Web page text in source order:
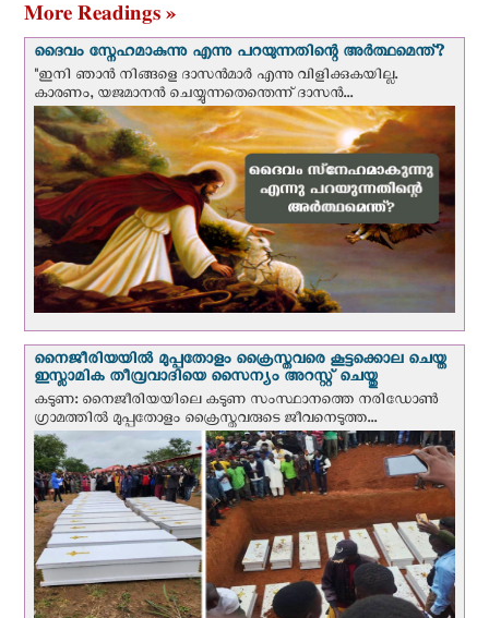
More Readings »
ദൈവം സ്നേഹമാകുന്നു എന്നു പറയുന്നതിന്റെ അർത്ഥമെന്ത്?
"ഇനി ഞാന്‍ നിങ്ങളെ ദാസന്‍മാര്‍ എന്നു വിളിക്കുകയില്ല.
കാരണം, യജമാനന്‍ ചെയ്യുന്നതെന്തെന്ന് ദാസന്‍...
നൈജീരിയയില്‍ മുപ്പതോളം ക്രൈസ്തവരെ കൂട്ടക്കൊല ചെയ്ത
ഇസ്ലാമിക തീവ്രവാദിയെ സൈന്യം അറസ്റ്റ് ചെയ്തു
കടുണ: നൈജീരിയയിലെ കടുണ സംസ്ഥാനത്തെ നരിഡോൺ
ഗ്രാമത്തിൽ മുപ്പതോളം ക്രൈസ്തവരുടെ ജീവനെടുത്ത...